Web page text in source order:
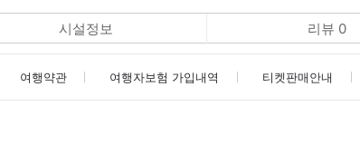
시설정보 리뷰 0
여행약관 여행자보험 가입내역 티켓판매안내